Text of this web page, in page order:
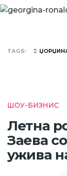
TAGS
ШОУ-БИЗНИС
Летна
Заева
ужива